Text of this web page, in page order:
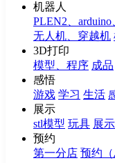
机器人
PLEN2、arduino
无人机、穿越机
3D打印
模型、程序 成品
感悟
游戏 学习 生活
展示
stl模型 玩具 展
预约
第一分店 预约（